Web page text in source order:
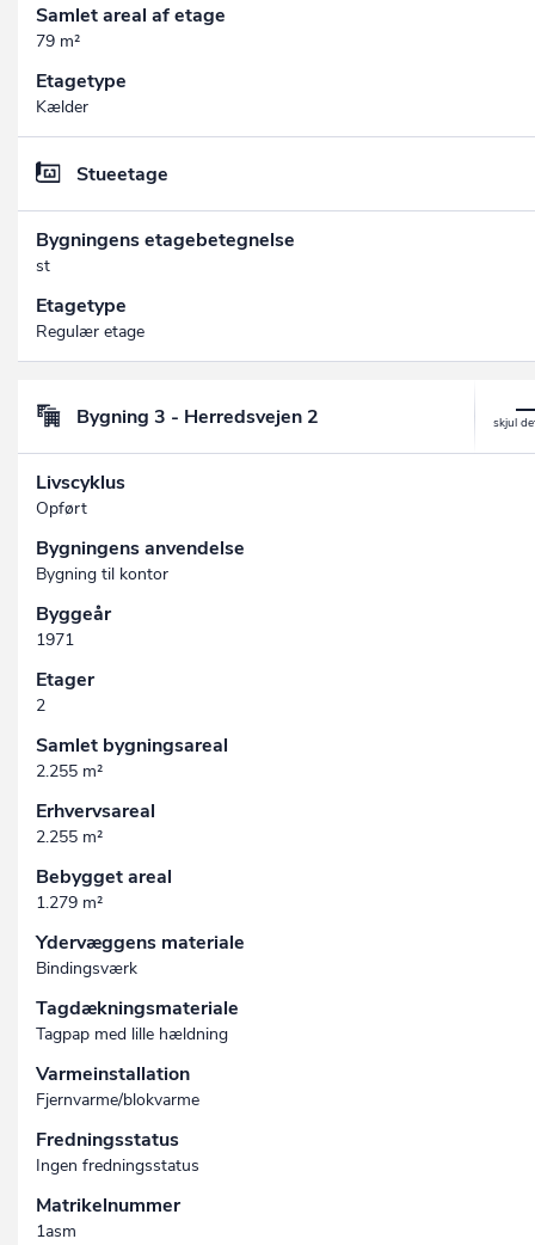
Samlet areal af etage
79 m²
Etagetype
Kælder
Stueetage
Bygningens etagebetegnelse
st
Etagetype
Regulær etage
Bygning 3 - Herredsvejen 2
Livscyklus
Opført
Bygningens anvendelse
Bygning til kontor
Byggeår
1971
Etager
2
Samlet bygningsareal
2.255 m²
Erhvervsareal
2.255 m²
Bebygget areal
1.279 m²
Ydervæggens materiale
Bindingsværk
Tagdækningsmateriale
Tagpap med lille hældning
Varmeinstallation
Fjernvarme/blokvarme
Fredningsstatus
Ingen fredningsstatus
Matrikelnummer
1asm